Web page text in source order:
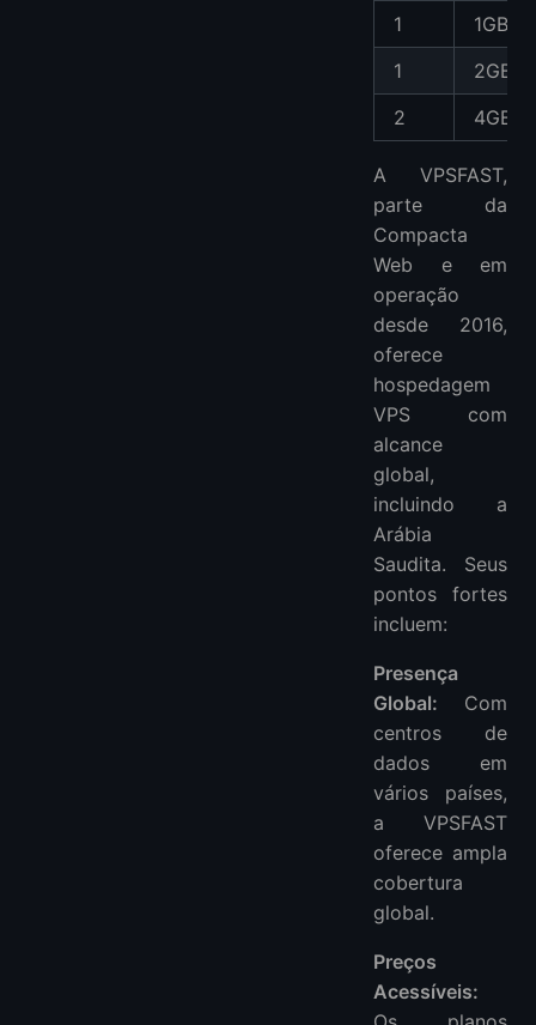
1
1GB
1
2GB
2
4GB
A VPSFAST,
parte da
Compacta
Web e em
operação
desde 2016,
oferece
hospedagem
VPS com
alcance
global,
incluindo a
Arábia
Saudita. Seus
pontos fortes
incluem:
Presença
Global: Com
centros de
dados em
vários países,
a VPSFAST
oferece ampla
cobertura
global.
Preços
Acessíveis: